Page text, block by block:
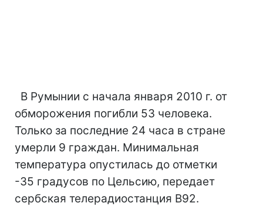
В Румынии с начала января 2010 г. от
обморожения погибли 53 человека.
Только за последние 24 часа в стране
умерли 9 граждан. Минимальная
температура опустилась до отметки
-35 градусов по Цельсию, передает
сербская телерадиостанция В92.